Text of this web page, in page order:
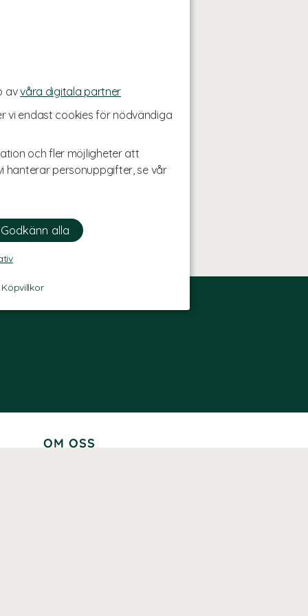
avvåra digitala partner
vi endast cookies för nödvändiga
och fler möjligheter att
hanterar personuppgifter, se vår
Köpvillkor
OM OSS